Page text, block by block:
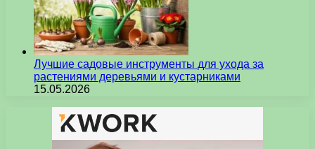
Лучшие садовые инструменты для ухода за
растениями деревьями и кустарниками
15.05.2026